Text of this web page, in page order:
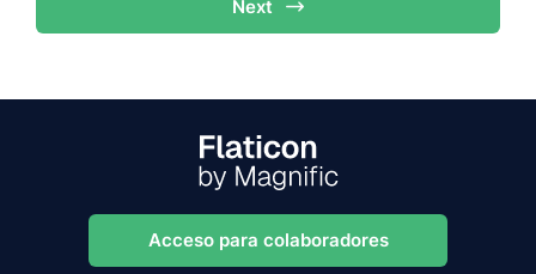
Next
Acceso para colaboradores